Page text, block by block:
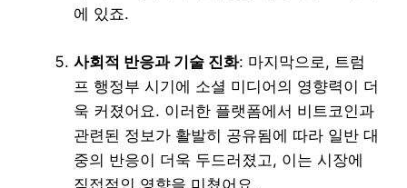
에 있죠.
사회적 반응과 기술 진화: 마지막으로, 트럼
프 행정부 시기에 소셜 미디어의 영향력이 더
욱 커졌어요. 이러한 플랫폼에서 비트코인과
관련된 정보가 활발히 공유됨에 따라 일반 대
중의 반응이 더욱 두드러졌고, 이는 시장에
직접적인 영향을 미쳤어요.